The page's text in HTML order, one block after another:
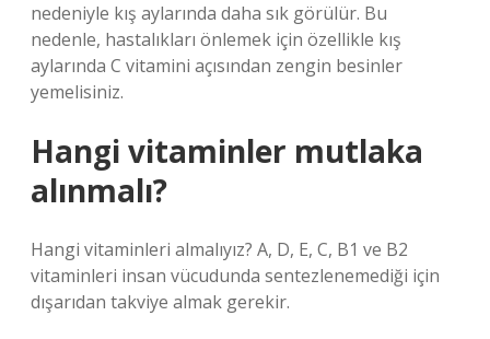
nedeniyle kış aylarında daha sık görülür. Bu
nedenle, hastalıkları önlemek için özellikle kış
aylarında C vitamini açısından zengin besinler
yemelisiniz.
Hangi vitaminler mutlaka
alınmalı?
Hangi vitaminleri almalıyız? A, D, E, C, B1 ve B2
vitaminleri insan vücudunda sentezlenemediği için
dışarıdan takviye almak gerekir.